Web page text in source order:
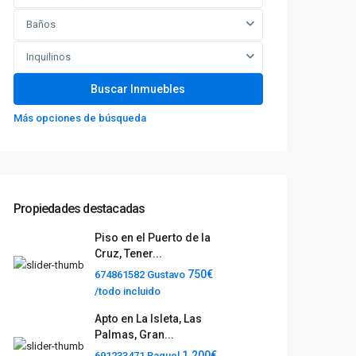
Baños
Inquilinos
Más opciones de búsqueda
Propiedades destacadas
Piso en el Puerto de la
Cruz, Tener...
674861582 Gustavo 750€
/todo incluido
Apto en La Isleta, Las
Palmas, Gran...